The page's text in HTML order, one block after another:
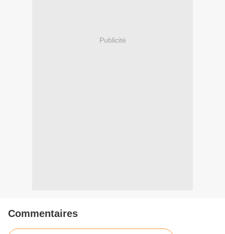
Publicité
Commentaires